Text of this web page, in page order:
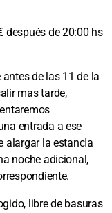
después de 20:00 hs
de las 11 de la
mas tarde,
entrada a ese
alargar la estancIa
noche adicional,
libre de basuras